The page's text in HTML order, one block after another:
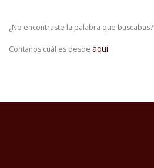
¿No encontraste la palabra que buscabas?
Contanos cuál es desde aquí